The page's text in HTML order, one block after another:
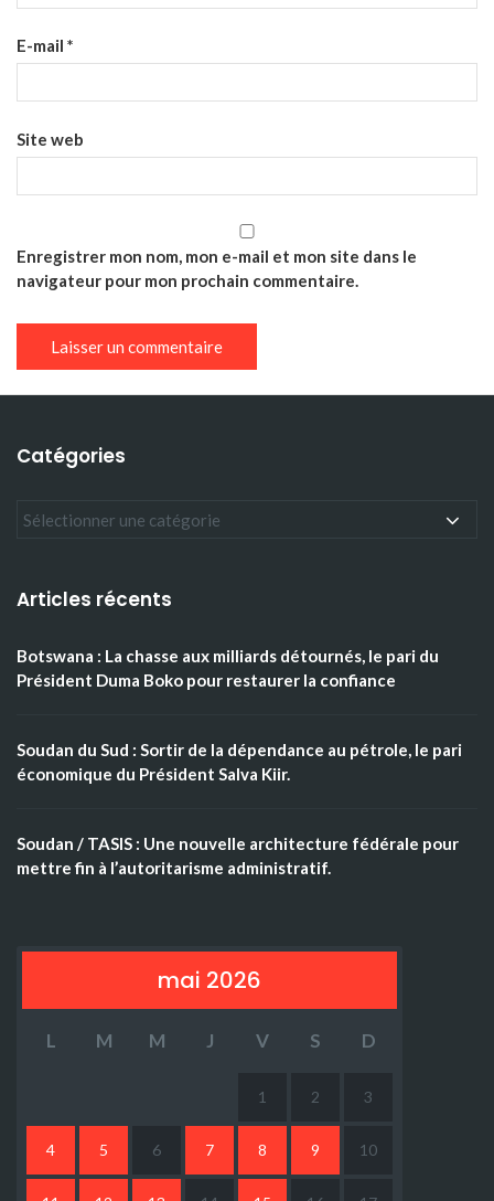
E-mail *
Site web
Enregistrer mon nom, mon e-mail et mon site dans le
navigateur pour mon prochain commentaire.
Catégories
Articles récents
Botswana : La chasse aux milliards détournés, le pari du
Président Duma Boko pour restaurer la confiance
Soudan du Sud : Sortir de la dépendance au pétrole, le pari
économique du Président Salva Kiir.
Soudan / TASIS : Une nouvelle architecture fédérale pour
mettre fin à l’autoritarisme administratif.
mai 2026
L M M J V S D
1 2 3
4 5 6 7 8 9 10